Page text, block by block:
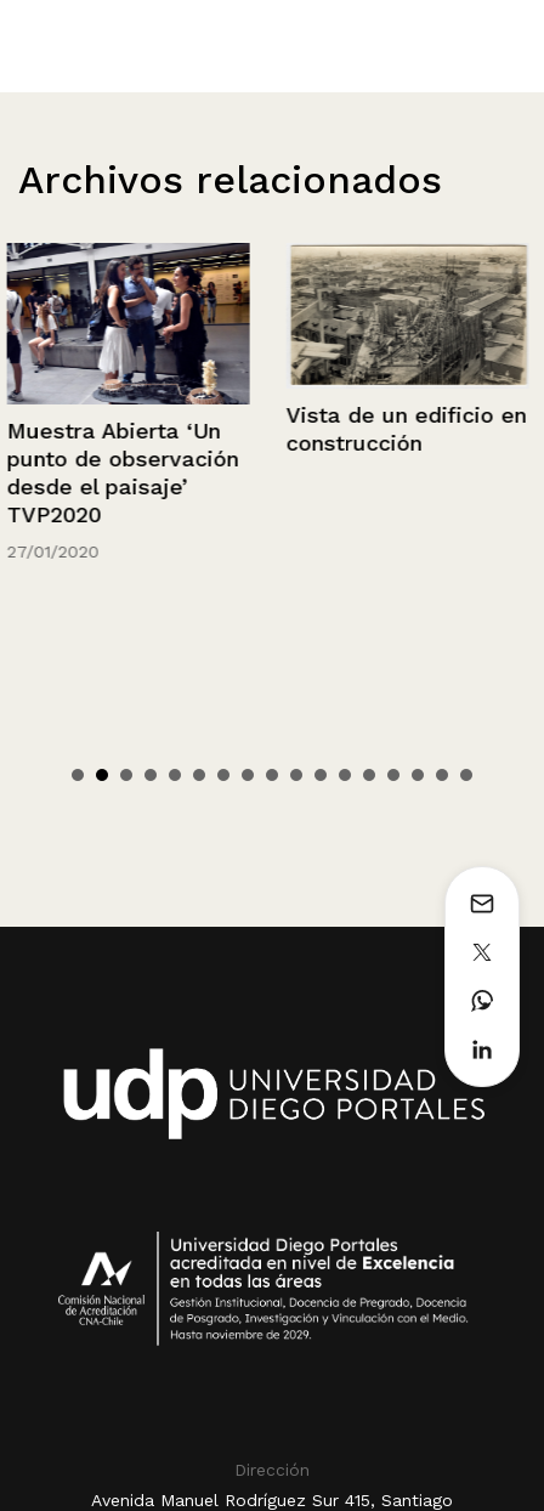
Archivos relacionados
Muestra Abierta ‘Un
punto de observación
desde el paisaje’
TVP2020
27/01/2020
Vista de un edificio en
construcción
Dirección
Avenida Manuel Rodríguez Sur 415, Santiago